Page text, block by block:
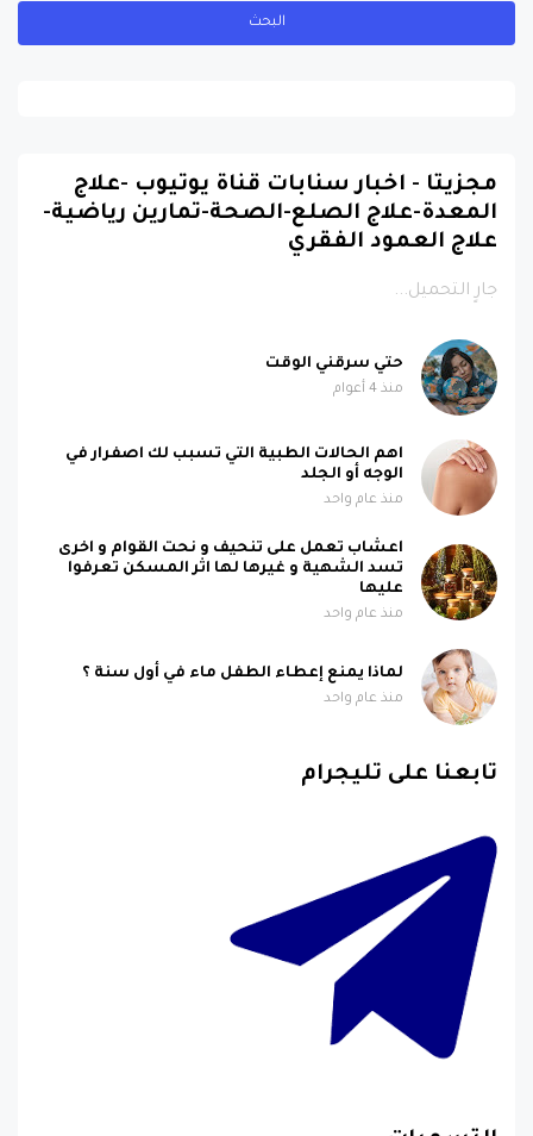
مجزيتا - اخبار سنابات قناة يوتيوب -علاج
المعدة-علاج الصلع-الصحة-تمارين رياضية-
علاج العمود الفقري
جارٍ التحميل...
حتي سرقني الوقت
منذ 4 أعوام
اهم الحالات الطبية التي تسبب لك اصفرار في
الوجه أو الجلد
منذ عام واحد
اعشاب تعمل على تنحيف و نحت القوام و اخرى
تسد الشهية و غيرها لها اثر المسكن تعرفوا
عليها
منذ عام واحد
لماذا يمنع إعطاء الطفل ماء في أول سنة ؟
منذ عام واحد
تابعنا على تليجرام